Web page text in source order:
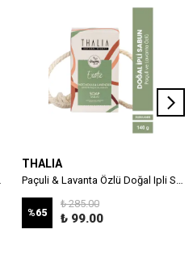
THALIA
%65
₺ 285.00
₺ 99.00